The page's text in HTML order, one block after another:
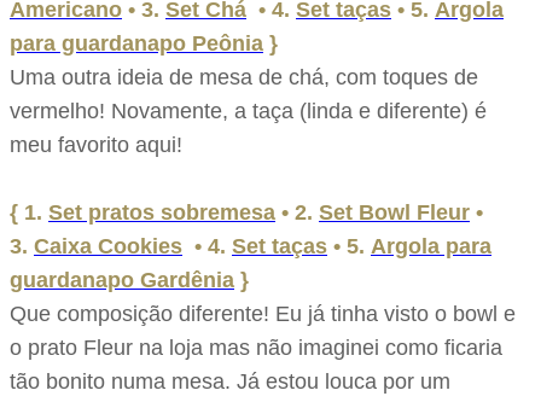
Americano • 3. Set Chá • 4. Set taças • 5. Argola
para guardanapo Peônia }
Uma outra ideia de mesa de chá, com toques de
vermelho! Novamente, a taça (linda e diferente) é
meu favorito aqui!
{ 1. Set pratos sobremesa • 2. Set Bowl Fleur •
3. Caixa Cookies • 4. Set taças • 5. Argola para
guardanapo Gardênia }
Que composição diferente! Eu já tinha visto o bowl e
o prato Fleur na loja mas não imaginei como ficaria
tão bonito numa mesa. Já estou louca por um